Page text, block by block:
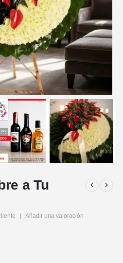
a Tu
Añadir una valoración